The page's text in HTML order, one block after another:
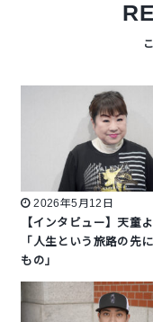
2026年5月12日
【インタビュー】天童
「人生という旅路の先
もの」